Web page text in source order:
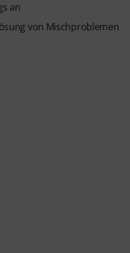
an
von Mischproblemen